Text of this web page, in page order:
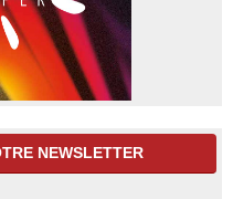
NEWSLETTER